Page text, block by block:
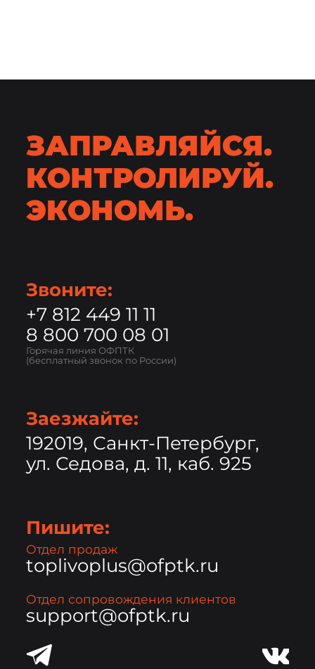
ЗАПРАВЛЯЙСЯ.
КОНТРОЛИРУЙ.
ЭКОНОМЬ.
Звоните:
+7 812 449 11 11
8 800 700 08 01
Горячая линия ОФПТК
(бесплатный звонок по России)
Заезжайте:
192019, Санкт-Петербург,
ул. Седова, д. 11, каб. 925
Пишите:
Отдел продаж
toplivoplus@ofptk.ru
Отдел сопровождения клиентов
support@ofptk.ru